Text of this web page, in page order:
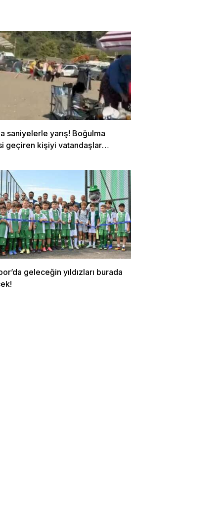
saniyelerle yarış! Boğulma
geçiren kişiyi vatandaşlar
geleceğin yıldızları burada